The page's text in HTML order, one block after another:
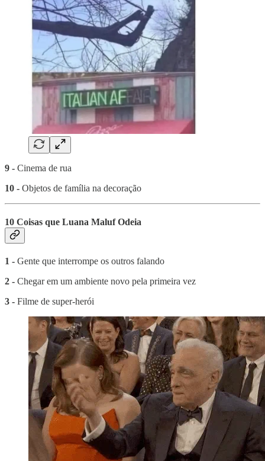
9 - Cinema de rua
10 - Objetos de família na decoração
10 Coisas que Luana Maluf Odeia
1 - Gente que interrompe os outros falando
2 - Chegar em um ambiente novo pela primeira vez
3 - Filme de super-herói